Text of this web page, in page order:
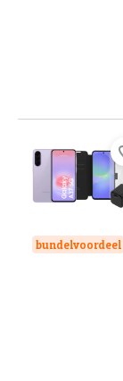
bundelvoordeel
Beoordeling is 9,3